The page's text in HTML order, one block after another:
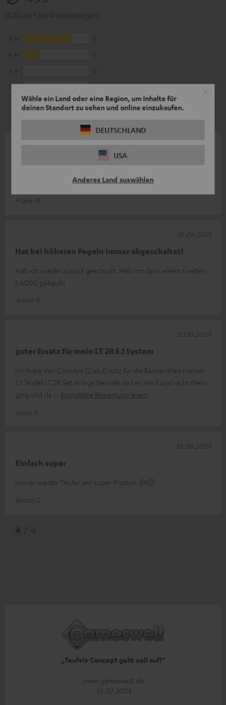
Wähle ein Land oder eine Region, um Inhalte für
deinen Standort zu sehen und online einzukaufen.
DEUTSCHLAND
USA
Anderes Land auswählen
2
0
0
Preis-Leistung ist das Gerät unschlagbar.
Frank M.
Hat bei höheren Pegeln immer abgeschaltet!
Hab ich wieder zurück geschickt. Hab mir dann einen zweiten
S 6000 gekauft!
Armin P.
18.06.2025
guter Ersatz für mein LT 2R 5.1 System
Ich habe den Concept 12 als Ersatz für die Basiseinheit meiner
5.1 Teufel LT 2R Set Anlage bestellt da hier ein Kanal nicht mehr
ging und da
Komplette Bewertung lesen
cyrus h.
03.10.2024
Einfach super
Immer wieder Teufel ,ein super Produkt 👍🙂
Bernd G.
30.08.2024
„Teufels Concept geht voll auf!“
www.gameswelt.de
10.02.2024